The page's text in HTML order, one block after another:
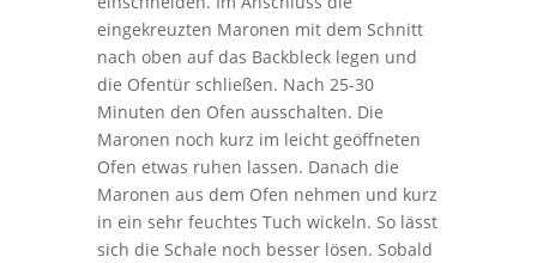
eingekreuzten Maronen mit dem Schnitt
nach oben auf das Backbleck legen und
die Ofentür schließen. Nach 25-30
Minuten den Ofen ausschalten. Die
Maronen noch kurz im leicht geöffneten
Ofen etwas ruhen lassen. Danach die
Maronen aus dem Ofen nehmen und kurz
in ein sehr feuchtes Tuch wickeln. So lässt
sich die Schale noch besser lösen. Sobald